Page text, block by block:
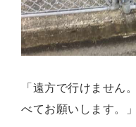
「遠方で行けません
べてお願いします。」